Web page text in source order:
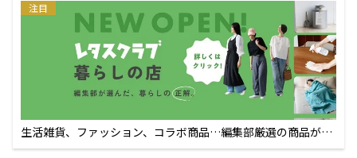
注目
生活雑貨、ファッション、コラボ商品…編集部厳選の商品が買
えるECサイト